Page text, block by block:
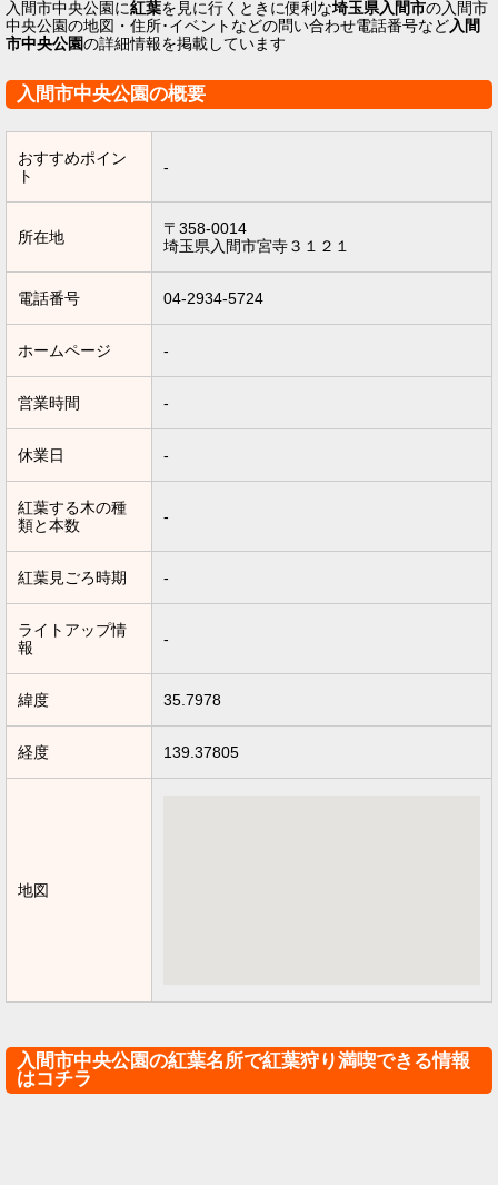
入間市中央公園に紅葉を見に行くときに便利な埼玉県入間市の入間市
中央公園の地図・住所･イベントなどの問い合わせ電話番号など入間
市中央公園の詳細情報を掲載しています
入間市中央公園の概要
おすすめポイン
ト
-
所在地
〒358-0014
埼玉県入間市宮寺３１２１
電話番号 04-2934-5724
ホームページ -
営業時間 -
休業日 -
紅葉する木の種
類と本数
-
紅葉見ごろ時期 -
ライトアップ情
報
-
緯度 35.7978
経度 139.37805
地図
入間市中央公園の紅葉名所で紅葉狩り満喫できる情報
はコチラ